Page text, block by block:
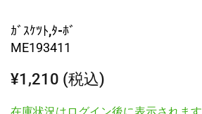
ｶﾞｽｹﾂﾄ,ﾀ-ﾎﾞ
ME193411
¥1,210 (税込)
在庫状況はログイン後に表示されます